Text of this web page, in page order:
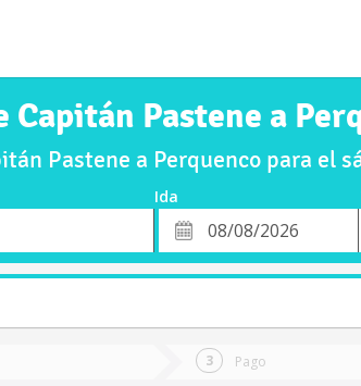
Capitán Pastene a
Pastene a Perquenco para el
Ida
Fecha
de
Pago